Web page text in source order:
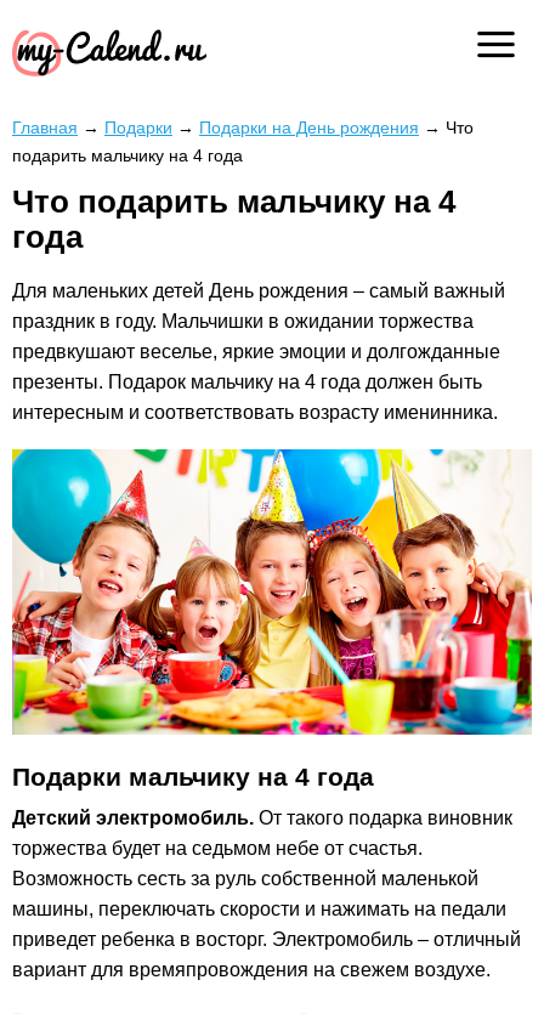
Главная → Подарки → Подарки на День рождения → Что
подарить мальчику на 4 года
Что подарить мальчику на 4
года
Для маленьких детей День рождения – самый важный
праздник в году. Мальчишки в ожидании торжества
предвкушают веселье, яркие эмоции и долгожданные
презенты. Подарок мальчику на 4 года должен быть
интересным и соответствовать возрасту именинника.
Подарки мальчику на 4 года
Детский электромобиль. От такого подарка виновник
торжества будет на седьмом небе от счастья.
Возможность сесть за руль собственной маленькой
машины, переключать скорости и нажимать на педали
приведет ребенка в восторг. Электромобиль – отличный
вариант для времяпровождения на свежем воздухе.